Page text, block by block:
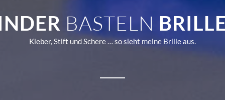
BASTELN
Kleber, Stift und Schere … so sieht meine Brille aus.